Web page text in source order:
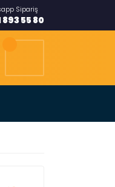
Sipariş
893 55 80